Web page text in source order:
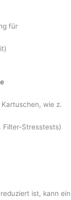
für
wie z.
Filter-Stresstests)
ist, kann ein